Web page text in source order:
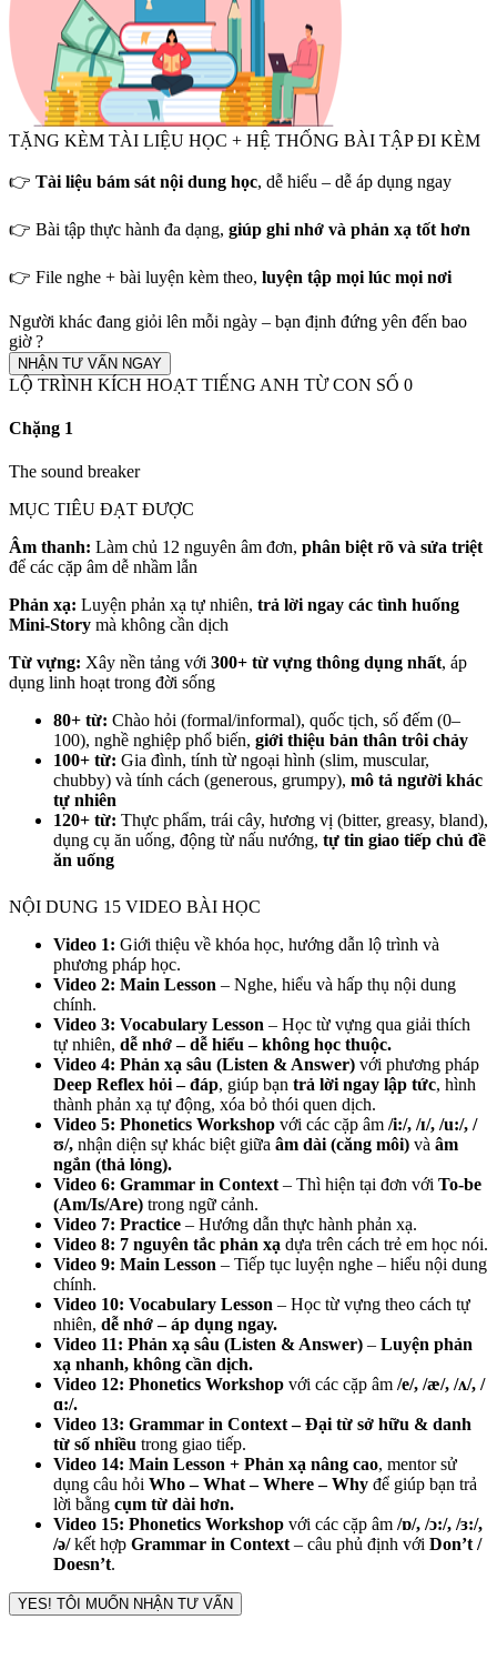
TẶNG KÈM TÀI LIỆU HỌC + HỆ THỐNG BÀI TẬP ĐI KÈM
👉 Tài liệu bám sát nội dung học, dễ hiểu – dễ áp dụng ngay
👉 Bài tập thực hành đa dạng, giúp ghi nhớ và phản xạ tốt hơn
👉 File nghe + bài luyện kèm theo, luyện tập mọi lúc mọi nơi
Người khác đang giỏi lên mỗi ngày – bạn định đứng yên đến bao
giờ ?
NHẬN TƯ VẤN NGAY
LỘ TRÌNH KÍCH HOẠT TIẾNG ANH TỪ CON SỐ 0
Chặng 1
The sound breaker
MỤC TIÊU ĐẠT ĐƯỢC
Âm thanh: Làm chủ 12 nguyên âm đơn, phân biệt rõ và sửa triệt
để các cặp âm dễ nhầm lẫn
Phản xạ: Luyện phản xạ tự nhiên, trả lời ngay các tình huống
Mini-Story mà không cần dịch
Từ vựng: Xây nền tảng với 300+ từ vựng thông dụng nhất, áp
dụng linh hoạt trong đời sống
80+ từ: Chào hỏi (formal/informal), quốc tịch, số đếm (0–
100), nghề nghiệp phổ biến, giới thiệu bản thân trôi chảy
100+ từ: Gia đình, tính từ ngoại hình (slim, muscular,
chubby) và tính cách (generous, grumpy), mô tả người khác
tự nhiên
120+ từ: Thực phẩm, trái cây, hương vị (bitter, greasy, bland),
dụng cụ ăn uống, động từ nấu nướng, tự tin giao tiếp chủ đề
ăn uống
NỘI DUNG 15 VIDEO BÀI HỌC
Video 1: Giới thiệu về khóa học, hướng dẫn lộ trình và
phương pháp học.
Video 2: Main Lesson – Nghe, hiểu và hấp thụ nội dung
chính.
Video 3: Vocabulary Lesson – Học từ vựng qua giải thích
tự nhiên, dễ nhớ – dễ hiểu – không học thuộc.
Video 4: Phản xạ sâu (Listen & Answer) với phương pháp
Deep Reflex hỏi – đáp, giúp bạn trả lời ngay lập tức, hình
thành phản xạ tự động, xóa bỏ thói quen dịch.
Video 5: Phonetics Workshop với các cặp âm /i:/, /ɪ/, /u:/, /
ʊ/, nhận diện sự khác biệt giữa âm dài (căng môi) và âm
ngắn (thả lỏng).
Video 6: Grammar in Context – Thì hiện tại đơn với To-be
(Am/Is/Are) trong ngữ cảnh.
Video 7: Practice – Hướng dẫn thực hành phản xạ.
Video 8: 7 nguyên tắc phản xạ dựa trên cách trẻ em học nói.
Video 9: Main Lesson – Tiếp tục luyện nghe – hiểu nội dung
chính.
Video 10: Vocabulary Lesson – Học từ vựng theo cách tự
nhiên, dễ nhớ – áp dụng ngay.
Video 11: Phản xạ sâu (Listen & Answer) – Luyện phản
xạ nhanh, không cần dịch.
Video 12: Phonetics Workshop với các cặp âm /e/, /æ/, /ʌ/, /
ɑ:/.
Video 13: Grammar in Context – Đại từ sở hữu & danh
từ số nhiều trong giao tiếp.
Video 14: Main Lesson + Phản xạ nâng cao, mentor sử
dụng câu hỏi Who – What – Where – Why để giúp bạn trả
lời bằng cụm từ dài hơn.
Video 15: Phonetics Workshop với các cặp âm /ɒ/, /ɔ:/, /ɜ:/,
/ə/ kết hợp Grammar in Context – câu phủ định với Don’t /
Doesn’t.
YES! TÔI MUỐN NHẬN TƯ VẤN